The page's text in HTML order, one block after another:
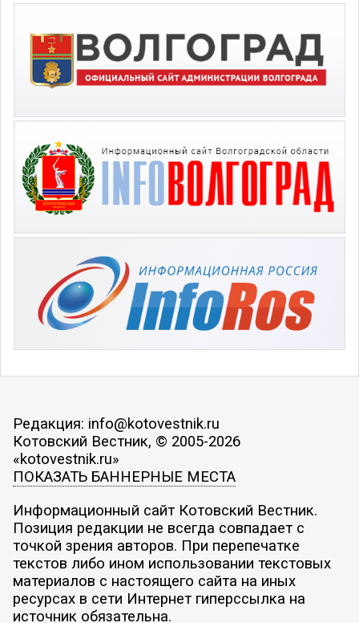
Редакция: info@kotovestnik.ru
Котовский Вестник, © 2005-2026
«kotovestnik.ru»
ПОКАЗАТЬ БАННЕРНЫЕ МЕСТА
Информационный сайт Котовский Вестник.
Позиция редакции не всегда совпадает с
точкой зрения авторов. При перепечатке
текстов либо ином использовании текстовых
материалов с настоящего сайта на иных
ресурсах в сети Интернет гиперссылка на
источник обязательна.